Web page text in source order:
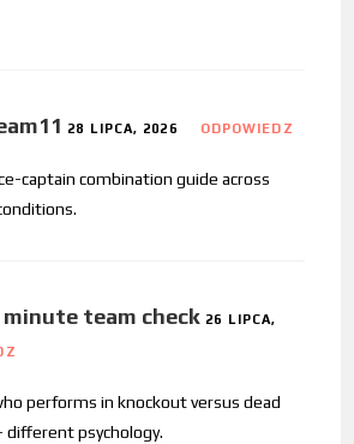
28 LIPCA, 2026 ODPOWIEDZ
captain combination guide across
team check 26 LIPCA,
performs in knockout versus dead
psychology.